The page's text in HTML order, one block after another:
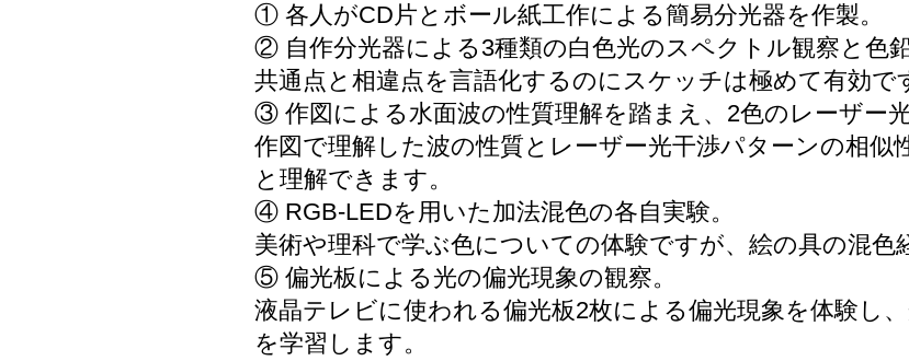
① 各人がCD片とボール紙工作による簡易分光器を作製。
② 自作分光器による3種類の白色光のスペクトル観察と色
共通点と相違点を言語化するのにスケッチは極めて有効で
③ 作図による水面波の性質理解を踏まえ、2色のレーザー光
作図で理解した波の性質とレーザー光干渉パターンの相似
と理解できます。
④ RGB-LEDを用いた加法混色の各自実験。
美術や理科で学ぶ色についての体験ですが、絵の具の混色
⑤ 偏光板による光の偏光現象の観察。
液晶テレビに使われる偏光板2枚による偏光現象を体験し
を学習します。